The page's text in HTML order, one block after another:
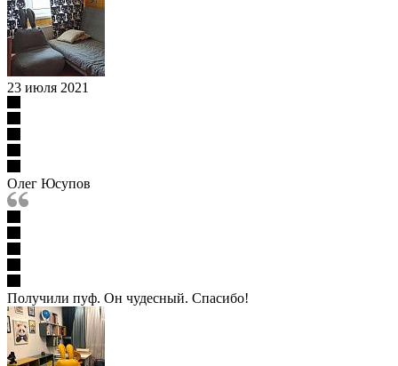
23 июля 2021
Олег Юсупов
Получили пуф. Он чудесный. Спасибо!